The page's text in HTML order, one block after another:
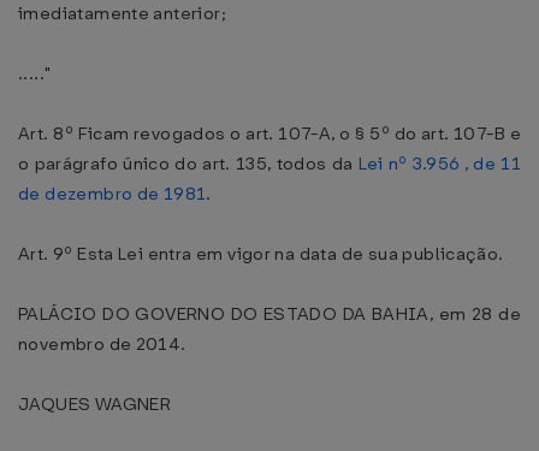
imediatamente anterior;
....."
Art. 8º Ficam revogados o art. 107-A, o § 5º do art. 107-B e
o parágrafo único do art. 135, todos da Lei nº 3.956 , de 11
de dezembro de 1981.
Art. 9º Esta Lei entra em vigor na data de sua publicação.
PALÁCIO DO GOVERNO DO ESTADO DA BAHIA, em 28 de
novembro de 2014.
JAQUES WAGNER